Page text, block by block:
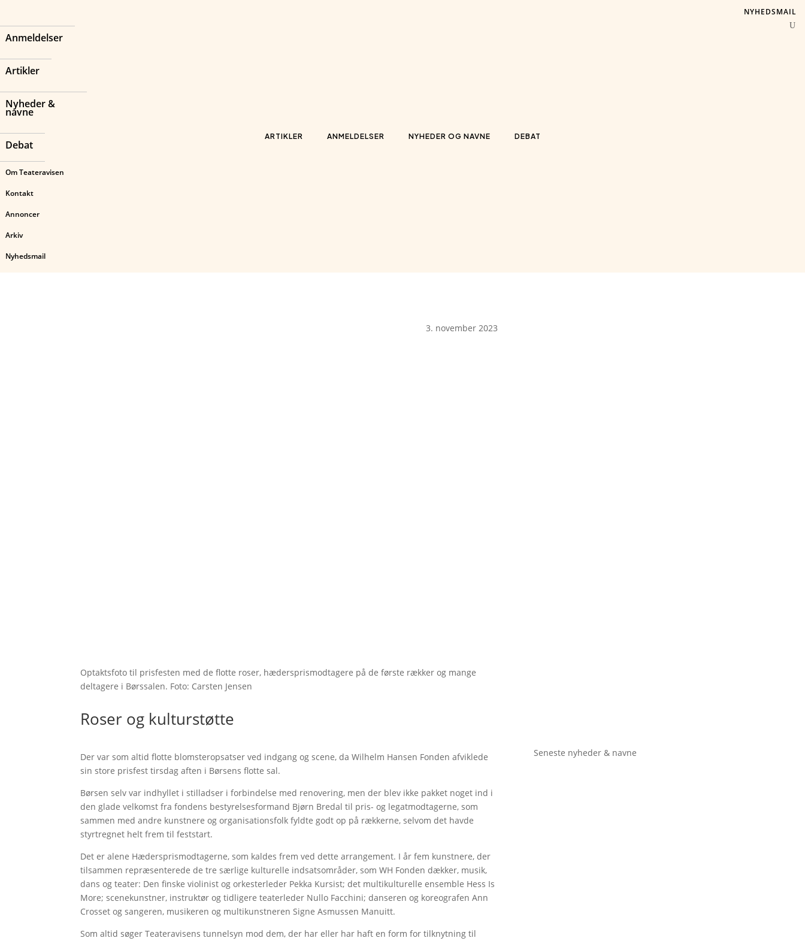
Anmeldelser
Artikler
Nyheder &
navne
Debat
Om Teateravisen
Kontakt
Annoncer
Arkiv
Nyhedsmail
ARTIKLER ANMELDELSER NYHEDER OG NAVNE DEBAT
NYHEDSMAIL
3. november 2023
Optaktsfoto til prisfesten med de flotte roser, hædersprismodtagere på de første rækker og mange
deltagere i Børssalen. Foto: Carsten Jensen
Roser og kulturstøtte
Der var som altid flotte blomsteropsatser ved indgang og scene, da Wilhelm Hansen Fonden afviklede
sin store prisfest tirsdag aften i Børsens flotte sal.
Børsen selv var indhyllet i stilladser i forbindelse med renovering, men der blev ikke pakket noget ind i
den glade velkomst fra fondens bestyrelsesformand Bjørn Bredal til pris- og legatmodtagerne, som
sammen med andre kunstnere og organisationsfolk fyldte godt op på rækkerne, selvom det havde
styrtregnet helt frem til feststart.
Det er alene Hædersprismodtagerne, som kaldes frem ved dette arrangement. I år fem kunstnere, der
tilsammen repræsenterede de tre særlige kulturelle indsatsområder, som WH Fonden dækker, musik,
dans og teater: Den finske violinist og orkesterleder Pekka Kursist; det multikulturelle ensemble Hess Is
More; scenekunstner, instruktør og tidligere teaterleder Nullo Facchini; danseren og koreografen Ann
Crosset og sangeren, musikeren og multikunstneren Signe Asmussen Manuitt.
Som altid søger Teateravisens tunnelsyn mod dem, der har eller har haft en form for tilknytning til
Seneste nyheder & navne